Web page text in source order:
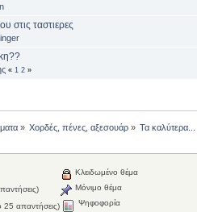
στις ταστιερες
« 1 2 »
» Χορδές, πένες, αξεσουάρ» Τα καλύτερα...
απαντήσεις)
Κλειδωμένο θέμα
Μόνιμο θέμα
Ψηφοφορία